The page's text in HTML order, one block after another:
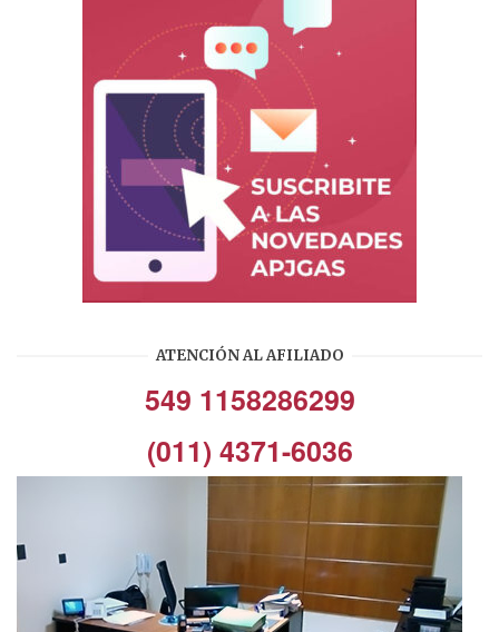
ATENCIÓN AL AFILIADO
549 1158286299
(011) 4371-6036